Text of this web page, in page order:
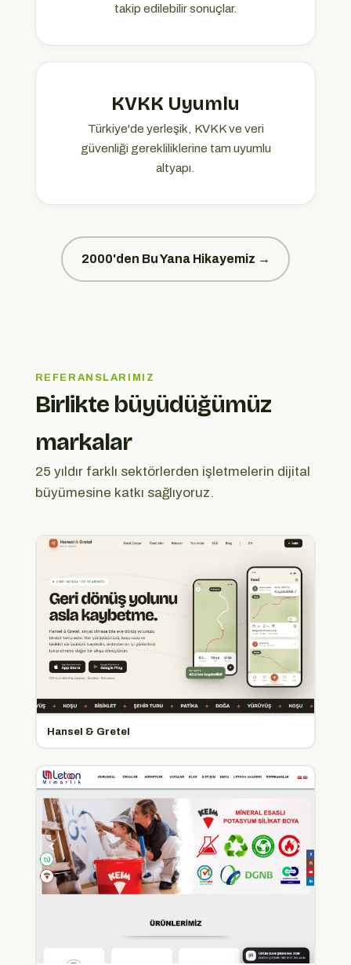
takip edilebilir sonuçlar.
KVKK Uyumlu
Türkiye'de yerleşik, KVKK ve veri
güvenliği gerekliliklerine tam uyumlu
altyapı.
2000'den Bu Yana Hikayemiz →
REFERANSLARIMIZ
Birlikte büyüdüğümüz
markalar
25 yıldır farklı sektörlerden işletmelerin dijital
büyümesine katkı sağlıyoruz.
Hansel & Gretel